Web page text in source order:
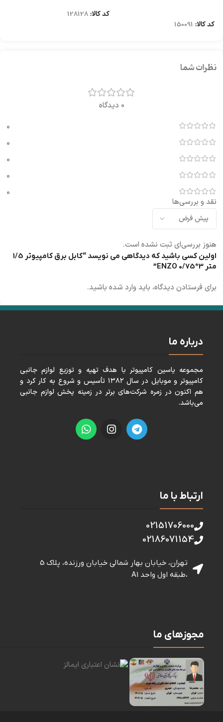
کد کالا: 150091
کد کالا:128128
نظرات شما
0 دیدگاه
0
0
0
0
0
نقد و بررسی‌ها
هنوز بررسی‌ای ثبت نشده است.
اولین کسی باشید که دیدگاهی می نویسد “کابل برق کامپیوتر 1/5
متر ENZO 0/75*3”
برای فرستادن دیدگاه، بایدوارد شده باشید.
درباره ما
مجموعه ياسين كامپيوتر با هدف تهيه و توزيع لوازم جانبی
كامپيوتر و موبايل در سال ١٣٨٢ تأسيس و شروع به كار كرد و
هم اكنون در زمره شركت‌های برتر در زمينه پخش لوازم جانبی
می‌باشد.
ارتباط با ما
02151706000
02186071154
تهران، خیابان بهار شمالی خيابان ورزنده، پلاک 5
،طبقه اول واحد A1
مجوزهای ما